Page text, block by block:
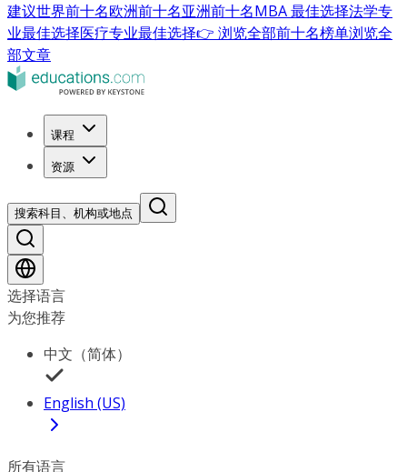
建议世界前十名欧洲前十名亚洲前十名MBA 最佳选择法学专
业最佳选择医疗专业最佳选择👉 浏览全部前十名榜单浏览全
部文章
课程
资源
搜索科目、机构或地点
选择语言
为您推荐
中文（简体）
English (US)
所有语言